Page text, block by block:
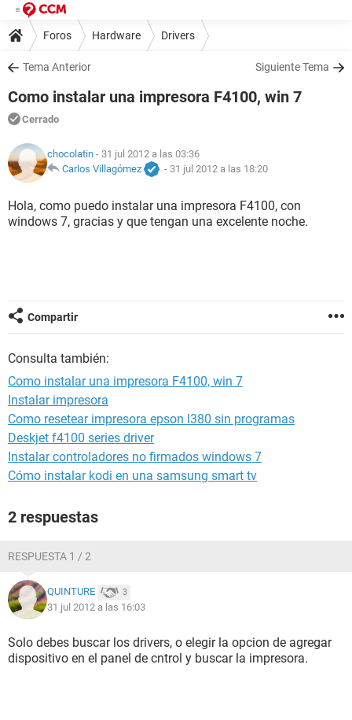
Foros Hardware Drivers
Tema Anterior Siguiente Tema
Como instalar una impresora F4100, win 7
Cerrado
chocolatin - 31 jul 2012 a las 03:36
Carlos Villagómez
- 31 jul 2012 a las 18:20
Hola, como puedo instalar una impresora F4100, con
windows 7, gracias y que tengan una excelente noche.
Compartir
Consulta también:
Como instalar una impresora F4100, win 7
Instalar impresora
Como resetear impresora epson l380 sin programas
Deskjet f4100 series driver
Instalar controladores no firmados windows 7
Cómo instalar kodi en una samsung smart tv
2 respuestas
RESPUESTA 1 / 2
QUINTURE 3
31 jul 2012 a las 16:03
Solo debes buscar los drivers, o elegir la opcion de agregar
dispositivo en el panel de cntrol y buscar la impresora.